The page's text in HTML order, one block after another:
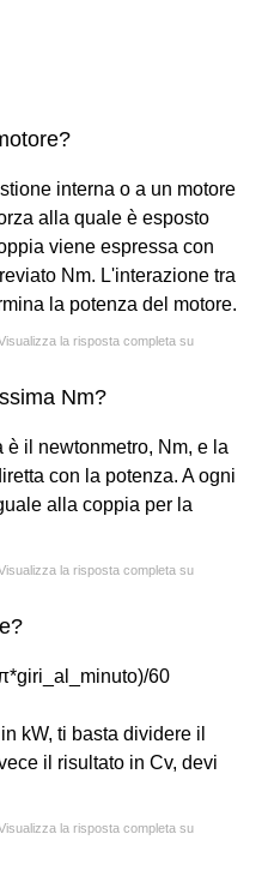
interna o a un motore
alla quale è esposto
viene espressa con
Nm. L'interazione tra
la potenza del motore.
la risposta completa su
Nm?
il newtonmetro, Nm, e la
con la potenza. A ogni
alla coppia per la
la risposta completa su
60
kW, ti basta dividere il
il risultato in Cv, devi
la risposta completa su